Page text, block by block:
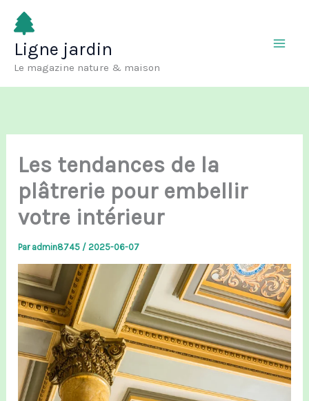
Aller
contenu
Ligne jardin
Le magazine nature & maison
Les tendances de la
plâtrerie pour embellir
votre intérieur
Par admin8745 /2025-06-07